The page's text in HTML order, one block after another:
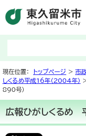
現在位置： トップページ > 市
しくるめ平成16年（2004年）
890号）
広報ひがしくるめ